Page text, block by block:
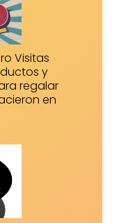
Visitas
y
regalar
en